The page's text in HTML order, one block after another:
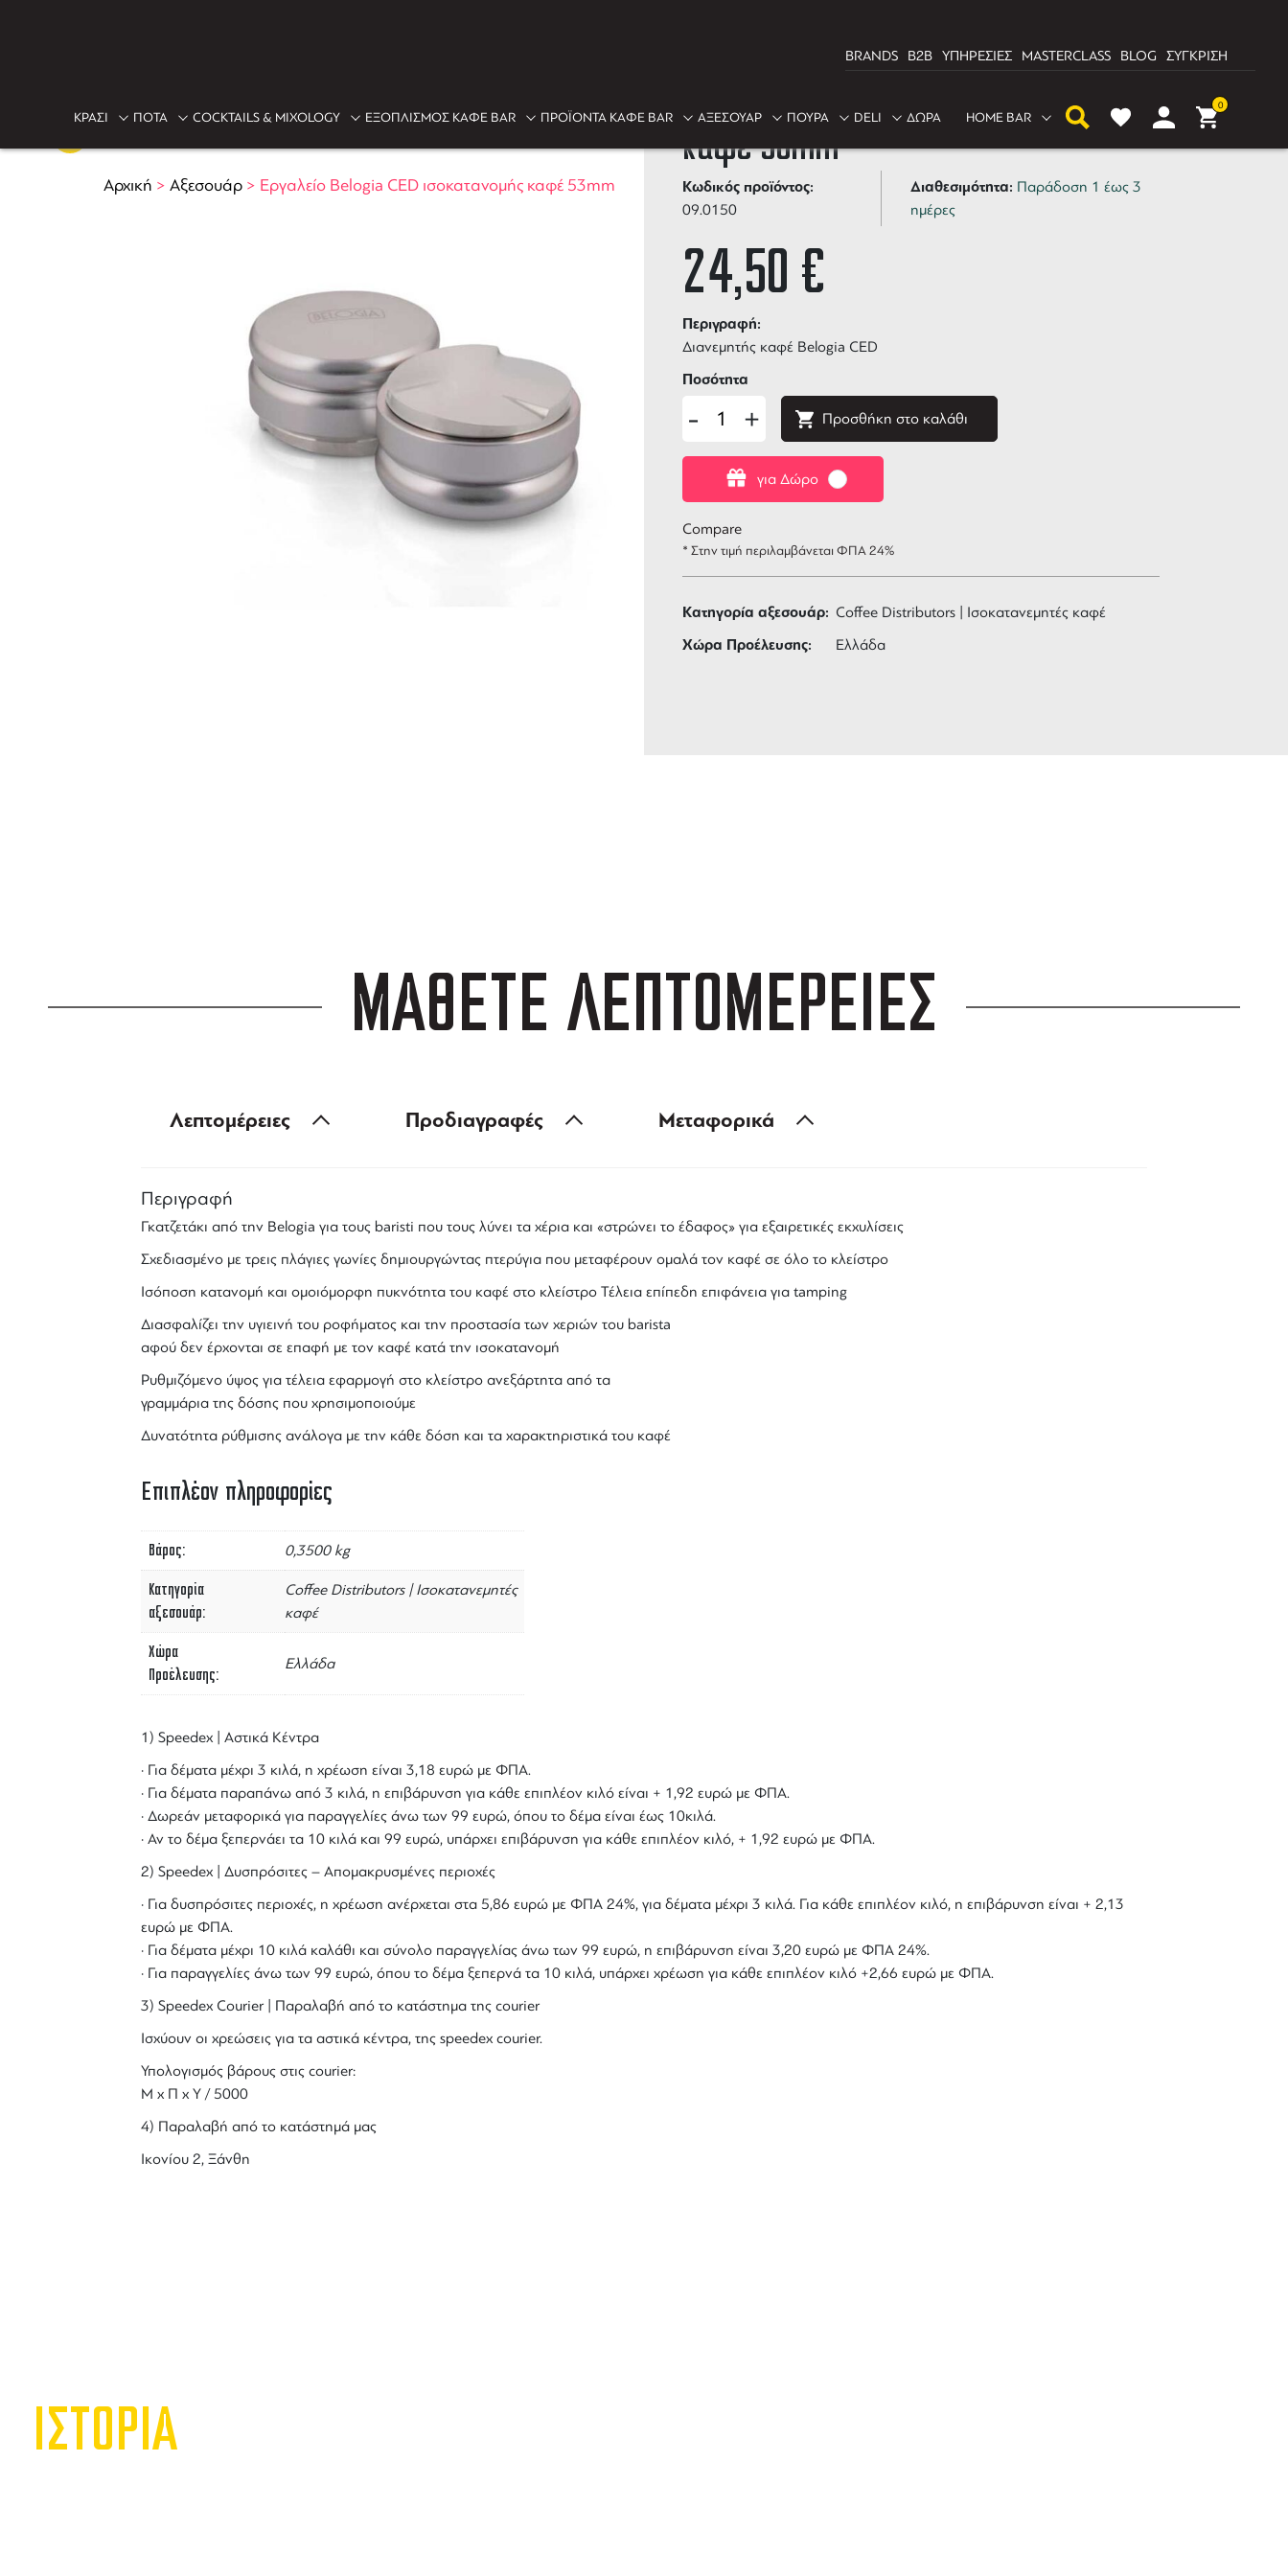
BRANDS B2B ΥΠΗΡΕΣΙΕΣ MASTERCLASS BLOG ΣΥΓΚΡΙΣΗ
ΚΡΑΣΙ ΠΟΤΑ COCKTAILS & MIXOLOGY ΕΞΟΠΛΙΣΜΟΣ ΚΑΦΕ BAR ΠΡΟΪΟΝΤΑ ΚΑΦΕ BAR ΑΞΕΣΟΥΑΡ ΠΟΥΡΑ DELI ΔΩΡΑ HOME BAR
0
Αρχική > Αξεσουάρ> Εργαλείο Belogia CED ισοκατανομής καφέ 53mm
Εργαλείο Belogia CED ισοκατανομής
καφέ 53mm
Κωδικός προϊόντος:
09.0150
Διαθεσιμότητα: Παράδοση 1 έως 3
ημέρες
24,50€
Περιγραφή:
Διανεμητής καφέ Belogia CED
για Δώρο
Ποσότητα
- + Προσθήκη στο καλάθι
Compare
* Στην τιμή περιλαμβάνεται ΦΠΑ 24%
Κατηγορία αξεσουάρ: Coffee Distributors | Ισοκατανεμητές καφέ
Χώρα Προέλευσης: Ελλάδα
ΜΑΘΕΤΕ ΛΕΠΤΟΜΕΡΕΙΕΣ
Λεπτομέρειες Προδιαγραφές Μεταφορικά
Περιγραφή
Γκατζετάκι από την Belogia για τους baristi που τους λύνει τα χέρια και «στρώνει το έδαφος» για εξαιρετικές εκχυλίσεις
Σχεδιασμένο με τρεις πλάγιες γωνίες δημιουργώντας πτερύγια που μεταφέρουν ομαλά τον καφέ σε όλο το κλείστρο
Ισόποση κατανομή και ομοιόμορφη πυκνότητα του καφέ στο κλείστρο Τέλεια επίπεδη επιφάνεια για tamping
Διασφαλίζει την υγιεινή του ροφήματος και την προστασία των χεριών του barista
αφού δεν έρχονται σε επαφή με τον καφέ κατά την ισοκατανομή
Ρυθμιζόμενο ύψος για τέλεια εφαρμογή στο κλείστρο ανεξάρτητα από τα
γραμμάρια της δόσης που χρησιμοποιούμε
Δυνατότητα ρύθμισης ανάλογα με την κάθε δόση και τα χαρακτηριστικά του καφέ
Επιπλέον πληροφορίες
Βάρος 0,3500 kg
Κατηγορία
αξεσουάρ
Coffee Distributors | Ισοκατανεμητές
καφέ
Χώρα
Προέλευσης
Ελλάδα
1) Speedex | Αστικά Κέντρα
· Για δέματα μέχρι 3 κιλά, η χρέωση είναι 3,18 ευρώ με ΦΠΑ.
· Για δέματα παραπάνω από 3 κιλά, η επιβάρυνση για κάθε επιπλέον κιλό είναι + 1,92 ευρώ με ΦΠΑ.
· Δωρεάν μεταφορικά για παραγγελίες άνω των 99 ευρώ, όπου το δέμα είναι έως 10κιλά.
· Αν το δέμα ξεπερνάει τα 10 κιλά και 99 ευρώ, υπάρχει επιβάρυνση για κάθε επιπλέον κιλό, + 1,92 ευρώ με ΦΠΑ.
2) Speedex | Δυσπρόσιτες – Απομακρυσμένες περιοχές
· Για δυσπρόσιτες περιοχές, η χρέωση ανέρχεται στα 5,86 ευρώ με ΦΠΑ 24%, για δέματα μέχρι 3 κιλά. Για κάθε επιπλέον κιλό, η επιβάρυνση είναι + 2,13
ευρώ με ΦΠΑ.
· Για δέματα μέχρι 10 κιλά καλάθι και σύνολο παραγγελίας άνω των 99 ευρώ, η επιβάρυνση είναι 3,20 ευρώ με ΦΠΑ 24%.
· Για παραγγελίες άνω των 99 ευρώ, όπου το δέμα ξεπερνά τα 10 κιλά, υπάρχει χρέωση για κάθε επιπλέον κιλό +2,66 ευρώ με ΦΠΑ.
3) Speedex Courier | Παραλαβή από το κατάστημα της courier
Ισχύουν οι χρεώσεις για τα αστικά κέντρα, της speedex courier.
Υπολογισμός βάρους στις courier:
Μ x Π x Y / 5000
4) Παραλαβή από το κατάστημά μας
Ικονίου 2, Ξάνθη
ΙΣΤΟΡΙΑ